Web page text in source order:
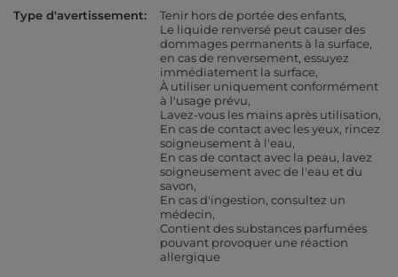
Type d'avertissement
Tenir hors de portée des enfants
Le liquide renversé peut causer des
dommages permanents à la surface,
en cas de renversement, essuyez
immédiatement la surface
À utiliser uniquement conformément
à l'usage prévu
Lavez-vous les mains après utilisation
En cas de contact avec les yeux, rincez
soigneusement à l'eau
En cas de contact avec la peau, lavez
soigneusement avec de l'eau et du
savon
En cas d'ingestion, consultez un
médecin
Contient des substances parfumées
pouvant provoquer une réaction
allergique